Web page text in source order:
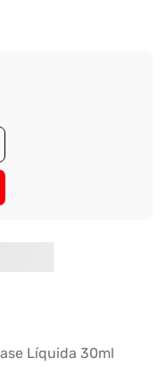
Líquida 30ml